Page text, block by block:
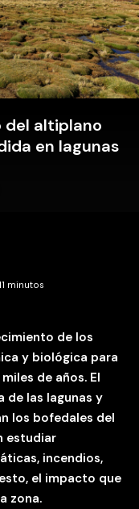
del altiplano
en lagunas
minutos
de los
y biológica para
de años. El
de las lagunas y
los bofedales del
estudiar
incendios,
el impacto que
zona.